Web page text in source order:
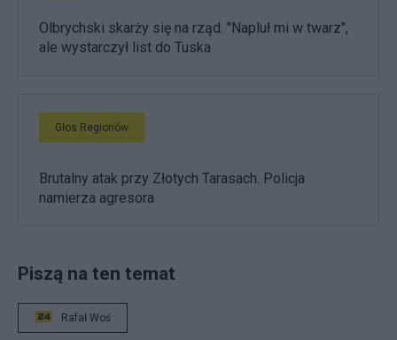
Olbrychski skarży się na rząd. "Napluł mi w twarz",
ale wystarczył list do Tuska
Głos Regionów
Brutalny atak przy Złotych Tarasach. Policja
namierza agresora
Piszą na ten temat
Rafał Woś